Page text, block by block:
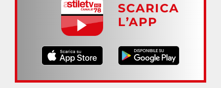
SCARICA
L’APP